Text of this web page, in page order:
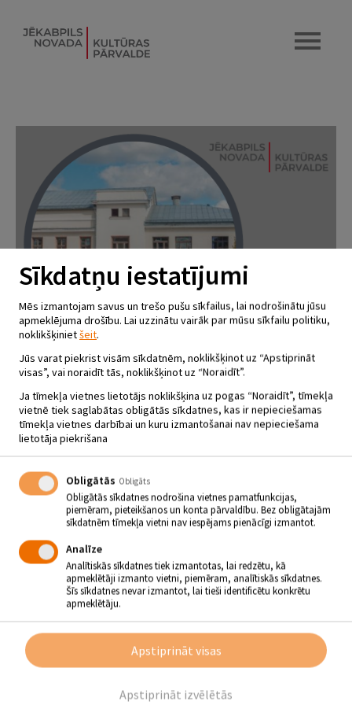
JĒKABPILS TAUTAS NAMA KASE
NO 7. NOVEMBRA LĪDZ 9.
NOVEMBRIM BŪS SLĒGTA
06.11 - 10.11
Jēkabpils Tautas nams
Jēkabpils Tautas nama kase Brīvības ielā 45 no 7. novembra līdz
9. novembrim būs slēgta.
Kase būs atvērta no 10. novembra Jēkabpils Tautas namā
Vecpilsētas laukumā 3.
Ja vēlies iegādāties “Biļešu Paradīzes” kases biļetes klātienē,
dodies uz Krustpils kultūras centra kasi.
Otrdienās / Trešdienās / Ceturtdienās / Piektdienās
Sīkdatņu iestatījumi
Mēs izmantojam savus un trešo pušu sīkfailus, lai nodrošinātu jūsu
apmeklējuma drošību. Lai uzzinātu vairāk par mūsu sīkfailu politiku,
noklikšķinietšeit.
Jūs varat piekrist visām sīkdatnēm, noklikšķinot uz “Apstiprināt
visas”, vai noraidīt tās, noklikšķinot uz “Noraidīt”.
Ja tīmekļa vietnes lietotājs noklikšķina uz pogas “Noraidīt”, tīmekļa
vietnē tiek saglabātas obligātās sīkdatnes, kas ir nepieciešamas
tīmekļa vietnes darbībai un kuru izmantošanai nav nepieciešama
lietotāja piekrišana
Obligātās Obligāts
Obligātās sīkdatnes nodrošina vietnes pamatfunkcijas,
piemēram, pieteikšanos un konta pārvaldību. Bez obligātajām
sīkdatnēm tīmekļa vietni nav iespējams pienācīgi izmantot.
Analīze
Analītiskās sīkdatnes tiek izmantotas, lai redzētu, kā
apmeklētāji izmanto vietni, piemēram, analītiskās sīkdatnes.
Šīs sīkdatnes nevar izmantot, lai tieši identificētu konkrētu
apmeklētāju.
Apstiprināt izvēlētās
Apstiprināt visas